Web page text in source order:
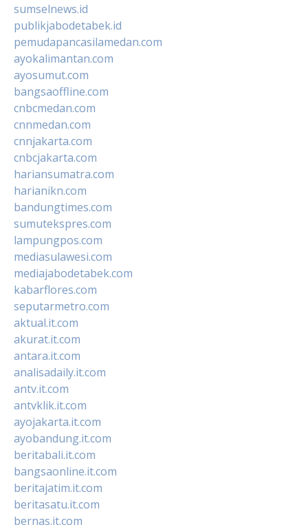
sumselnews.id
publikjabodetabek.id
pemudapancasilamedan.com
ayokalimantan.com
ayosumut.com
bangsaoffline.com
cnbcmedan.com
cnnmedan.com
cnnjakarta.com
cnbcjakarta.com
hariansumatra.com
harianikn.com
bandungtimes.com
sumutekspres.com
lampungpos.com
mediasulawesi.com
mediajabodetabek.com
kabarflores.com
seputarmetro.com
aktual.it.com
akurat.it.com
antara.it.com
analisadaily.it.com
antv.it.com
antvklik.it.com
ayojakarta.it.com
ayobandung.it.com
beritabali.it.com
bangsaonline.it.com
beritajatim.it.com
beritasatu.it.com
bernas.it.com